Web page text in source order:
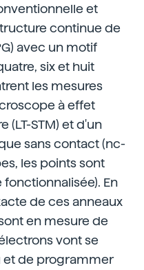
et
continue de
avec un motif
six et huit
les mesures
à effet
(LT-STM) et d'un
sans contact (nc-
les points sont
En
de ces anneaux
en mesure de
vont se
et de programmer